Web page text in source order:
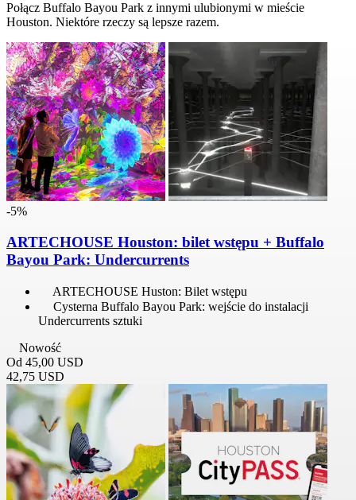
Połącz Buffalo Bayou Park z innymi ulubionymi w mieście
Houston. Niektóre rzeczy są lepsze razem.
-5%
ARTECHOUSE Houston: bilet wstępu + Buffalo
Bayou Park: Undercurrents
ARTECHOUSE Huston: Bilet wstępu
Cysterna Buffalo Bayou Park: wejście do instalacji
Undercurrents sztuki
Nowość
Od 45,00 USD
42,75 USD